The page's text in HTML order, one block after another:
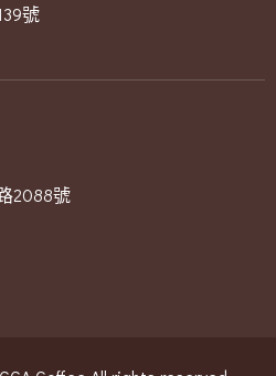
號
2088號